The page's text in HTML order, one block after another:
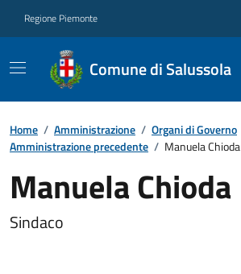
Regione Piemonte
Comune di Salussola
Home / Amministrazione / Organi di Governo
Amministrazione precedente / Manuela Chioda
Manuela Chioda
Sindaco